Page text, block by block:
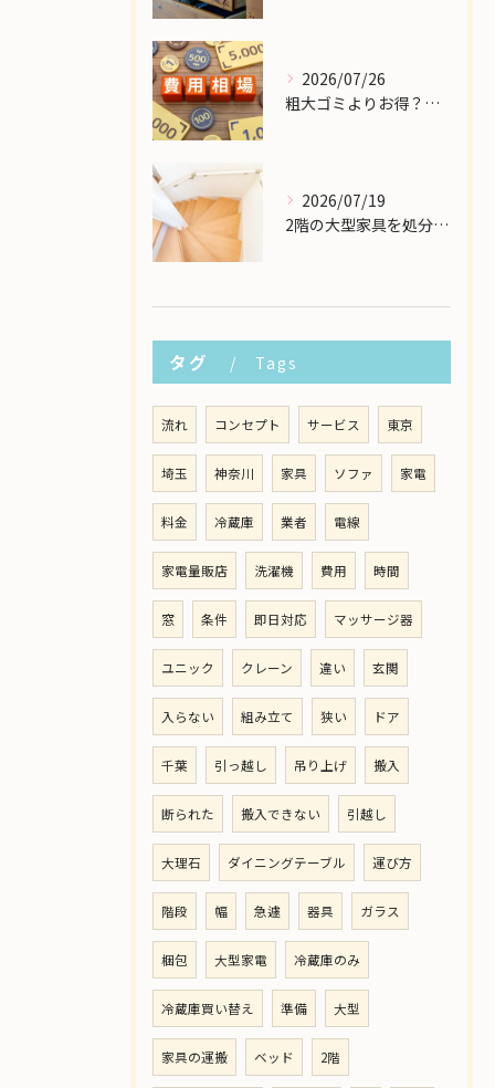
2026/07/26
粗大ゴミよりお得？大型家具の処分業者にかかる費用相場を解説
2026/07/19
2階の大型家具を処分したい！狭い階段から安全に下ろす方法
タグ Tags
流れ コンセプト サービス 東京
埼玉 神奈川 家具 ソファ 家電
料金 冷蔵庫 業者 電線
家電量販店 洗濯機 費用 時間
窓 条件 即日対応 マッサージ器
ユニック クレーン 違い 玄関
入らない 組み立て 狭い ドア
千葉 引っ越し 吊り上げ 搬入
断られた 搬入できない 引越し
大理石 ダイニングテーブル 運び方
階段 幅 急遽 器具 ガラス
梱包 大型家電 冷蔵庫のみ
冷蔵庫買い替え 準備 大型
家具の運搬 ベッド 2階